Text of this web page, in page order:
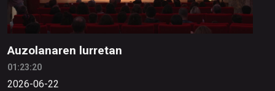
Auzolanaren lurretan
01:23:20
2026-06-22